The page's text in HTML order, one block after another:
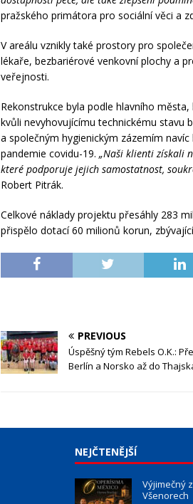
pražského primátora pro sociální věci a
V areálu vznikly také prostory pro
lékaře, bezbariérové venkovní plochy a
veřejnosti.
Rekonstrukce byla podle hlavního
kvůli nevyhovujícímu technickému stavu
a společným hygienickým zázemím
pandemie covidu-19.„Naši klienti získali
které podporuje jejich samostatnost,
Robert Pitrák.
Celkové náklady projektu přesáhly 283
přispělo dotací 60 milionů korun,
PREVIOUS
Úspěšný tým Rebels O.K.:
Berlín a Norsko až do
NEJČTENĚJŠÍ
Výjimečný
Všenorech